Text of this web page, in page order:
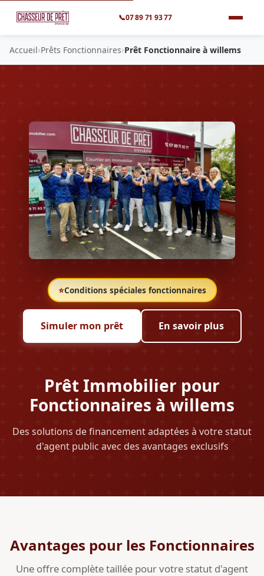
📞07 89 71 93 77
Accueil›Prêts Fonctionnaires›Prêt Fonctionnaire à willems
⭐Conditions spéciales fonctionnaires
Prêt Immobilier pour
Fonctionnaires à willems
Des solutions de financement adaptées à votre statut
d'agent public avec des avantages exclusifs
Simuler mon prêt En savoir plus
Avantages pour les Fonctionnaires
Une offre complète taillée pour votre statut d'agent